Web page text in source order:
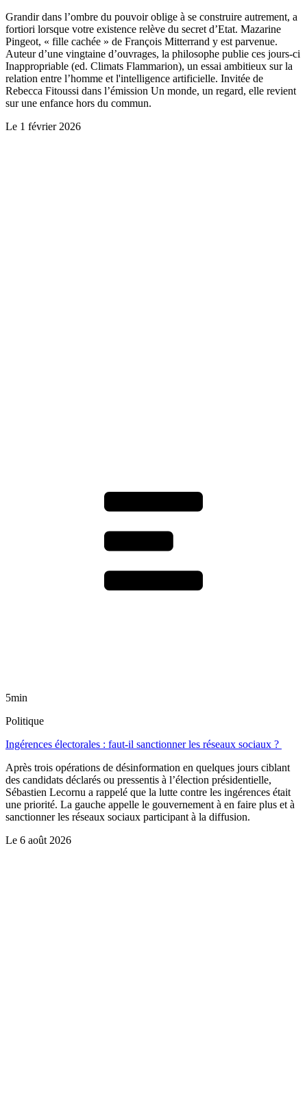
Grandir dans l’ombre du pouvoir oblige à se construire autrement, a
fortiori lorsque votre existence relève du secret d’Etat. Mazarine
Pingeot, « fille cachée » de François Mitterrand y est parvenue.
Auteur d’une vingtaine d’ouvrages, la philosophe publie ces jours-ci
Inappropriable (ed. Climats Flammarion), un essai ambitieux sur la
relation entre l’homme et l'intelligence artificielle. Invitée de
Rebecca Fitoussi dans l’émission Un monde, un regard, elle revient
sur une enfance hors du commun.
Le 1 février 2026
5min
Politique
Ingérences électorales : faut-il sanctionner les réseaux sociaux ?
Après trois opérations de désinformation en quelques jours ciblant
des candidats déclarés ou pressentis à l’élection présidentielle,
Sébastien Lecornu a rappelé que la lutte contre les ingérences était
une priorité. La gauche appelle le gouvernement à en faire plus et à
sanctionner les réseaux sociaux participant à la diffusion.
Le 6 août 2026